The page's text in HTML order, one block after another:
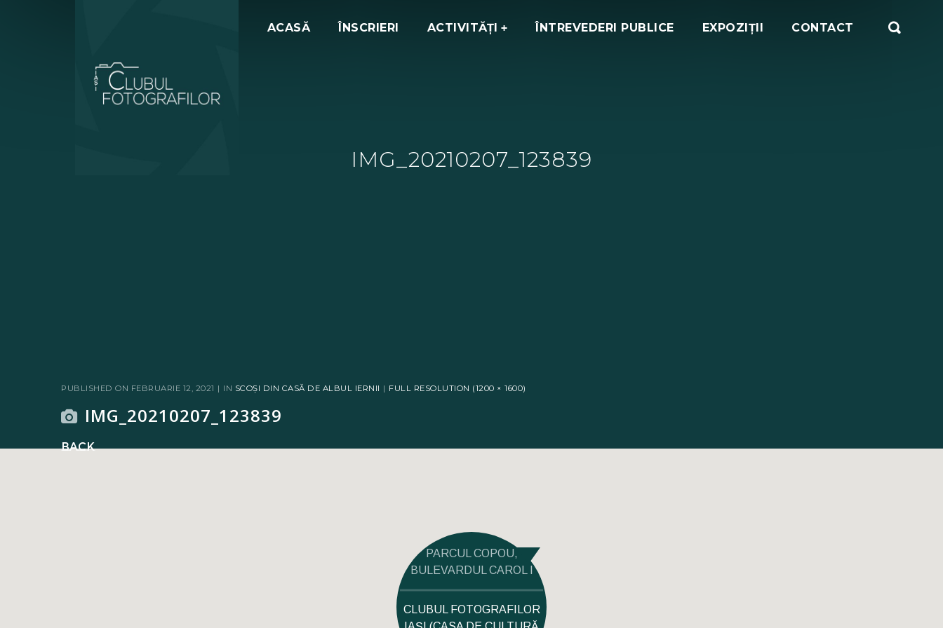
ACASĂ ÎNSCRIERI ACTIVITĂȚI ÎNTREVEDERI PUBLICE EXPOZIȚII CONTACT
IMG_20210207_123839
PUBLISHED ON FEBRUARIE 12, 2021 IN SCOȘI DIN CASĂ DE ALBUL IERNII FULL RESOLUTION (1200 × 1600)
IMG_20210207_123839
Back
PARCUL COPOU,
BULEVARDUL CAROL I
CLUBUL FOTOGRAFILOR